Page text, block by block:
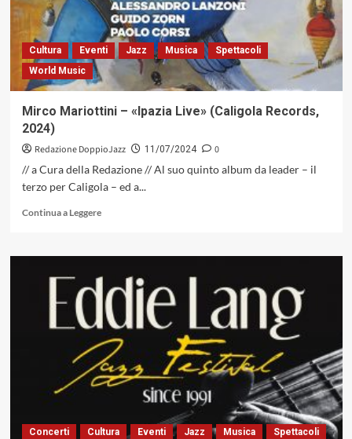
Ottaviano,
Gallo
e
Faraò,
un
volo
sulle
dell’iconico
Steve
Lacy
Cultura Eventi Jazz Musica
Spettacoli
World Music
Mirco Mariottini – «Ipazia Live» (Caligola Records,
2024)
Redazione DoppioJazz 11/07/2024
0
// a Cura della Redazione // Al suo quinto album da leader – il
terzo per Caligola – ed a...
Continua a LeggereLeggi
su
Mariottini
–
«Ipazia
Live»
(Caligola
Records,
2024)
Concerti Cultura Eventi Jazz Musica Spettacoli